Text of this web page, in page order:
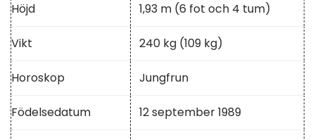
Höjd 1,93 m (6 fot och 4 tum)
Vikt 240 kg (109 kg)
Horoskop Jungfrun
Födelsedatum 12 september 1989